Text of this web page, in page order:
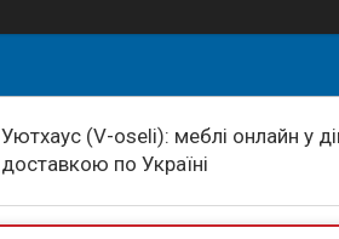
Уютхаус (V-oseli): меблі онлайн у
доставкою по Україні